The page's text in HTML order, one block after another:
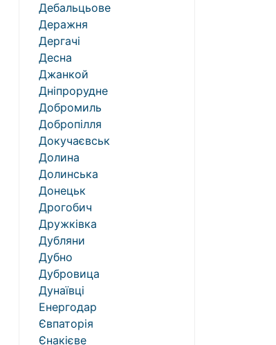
Дебальцьове
Деражня
Дергачі
Десна
Джанкой
Дніпрорудне
Добромиль
Добропілля
Докучаєвськ
Долина
Долинська
Донецьк
Дрогобич
Дружківка
Дубляни
Дубно
Дубровица
Дунаївці
Енергодар
Євпаторія
Єнакієве